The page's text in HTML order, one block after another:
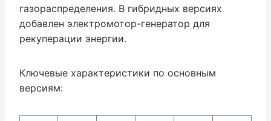
газораспределения. В гибридных версиях
добавлен электромотор-генератор для
рекуперации энергии.
Ключевые характеристики по основным
версиям: